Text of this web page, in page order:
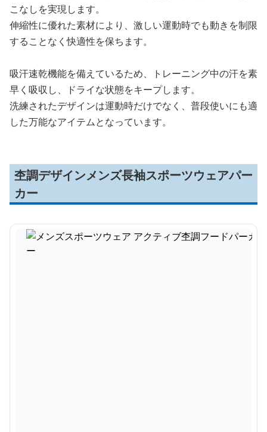
こなしを実現します。
伸縮性に優れた素材により、激しい運動時でも動きを制限
することなく快適性を保ちます。
吸汗速乾機能を備えているため、トレーニング中の汗を素
早く吸収し、ドライな状態をキープします。
洗練されたデザインは運動時だけでなく、普段使いにも適
した万能なアイテムとなっています。
杢調デザインメンズ長袖スポーツウェアパー
カー